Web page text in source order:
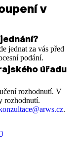
v
jednat za vás před
podání.
úřadu
rozhodnutí. V
rozhodnutí.
.